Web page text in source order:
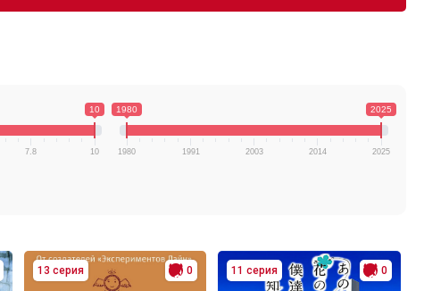
10
7.8 10
1980 2025
1980 1991 2003 2014 2025
13 серия 0 11 серия 0